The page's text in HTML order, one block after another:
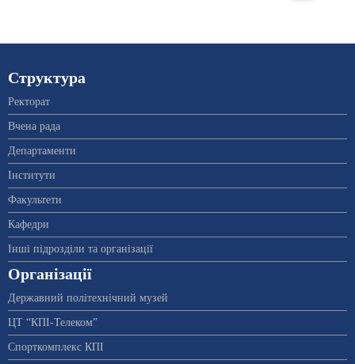
Структура
Ректорат
Вчена рада
Департаменти
Інститути
Факультети
Кафедри
Інші підрозділи та організації
Організації
Державний політехнічний музей
ЦТ “КПІ-Телеком”
Спорткомплекс КПІ